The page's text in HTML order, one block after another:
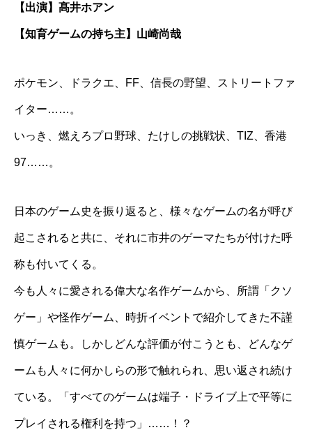
【出演】髙井ホアン
【知育ゲームの持ち主】山崎尚哉
ポケモン、ドラクエ、FF、信長の野望、ストリートファ
イター……。
いっき、燃えろプロ野球、たけしの挑戦状、TIZ、香港
97……。
日本のゲーム史を振り返ると、様々なゲームの名が呼び
起こされると共に、それに市井のゲーマたちが付けた呼
称も付いてくる。
今も人々に愛される偉大な名作ゲームから、所謂「クソ
ゲー」や怪作ゲーム、時折イベントで紹介してきた不謹
慎ゲームも。しかしどんな評価が付こうとも、どんなゲ
ームも人々に何かしらの形で触れられ、思い返され続け
ている。「すべてのゲームは端子・ドライブ上で平等に
プレイされる権利を持つ」……！？